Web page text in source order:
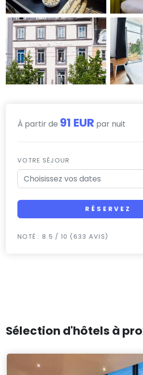
À partir de 91 EUR par nuit
VOTRE SÉJOUR
RÉSERVEZ
NOTÉ : 8.5 / 10 (633 AVIS)
Sélection d'hôtels à